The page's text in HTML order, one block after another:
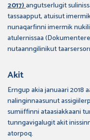
2017)angutserlugit
tassaapput, atuisut
nunaqarfinni imermik
atulernissaa
nutaanngilinikut
Akit
Erngup akia januaari
nalinginnaasunut
sumiiffinni ataasiakkaani
tunngavigalugit akit
atorpoq.